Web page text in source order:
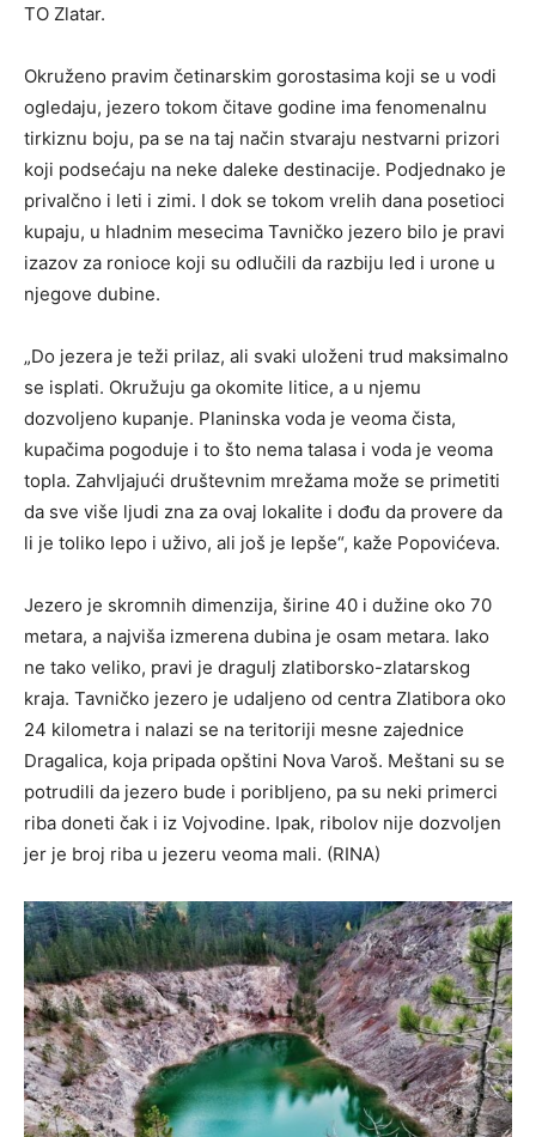
TO Zlatar.
Okruženo pravim četinarskim gorostasima koji se u vodi
ogledaju, jezero tokom čitave godine ima fenomenalnu
tirkiznu boju, pa se na taj način stvaraju nestvarni prizori
koji podsećaju na neke daleke destinacije. Podjednako je
privalčno i leti i zimi. I dok se tokom vrelih dana posetioci
kupaju, u hladnim mesecima Tavničko jezero bilo je pravi
izazov za ronioce koji su odlučili da razbiju led i urone u
njegove dubine.
„Do jezera je teži prilaz, ali svaki uloženi trud maksimalno
se isplati. Okružuju ga okomite litice, a u njemu
dozvoljeno kupanje. Planinska voda je veoma čista,
kupačima pogoduje i to što nema talasa i voda je veoma
topla. Zahvljajući društevnim mrežama može se primetiti
da sve više ljudi zna za ovaj lokalite i dođu da provere da
li je toliko lepo i uživo, ali još je lepše“, kaže Popovićeva.
Jezero je skromnih dimenzija, širine 40 i dužine oko 70
metara, a najviša izmerena dubina je osam metara. Iako
ne tako veliko, pravi je dragulj zlatiborsko-zlatarskog
kraja. Tavničko jezero je udaljeno od centra Zlatibora oko
24 kilometra i nalazi se na teritoriji mesne zajednice
Dragalica, koja pripada opštini Nova Varoš. Meštani su se
potrudili da jezero bude i poribljeno, pa su neki primerci
riba doneti čak i iz Vojvodine. Ipak, ribolov nije dozvoljen
jer je broj riba u jezeru veoma mali. (RINA)